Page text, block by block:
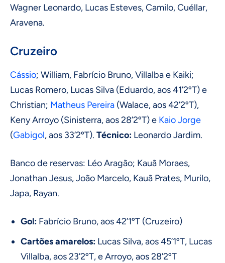
Wagner Leonardo, Lucas Esteves, Camilo, Cuéllar,
Aravena.
Cruzeiro
Cássio; William, Fabrício Bruno, Villalba e Kaiki;
Lucas Romero, Lucas Silva (Eduardo, aos 41’2ºT) e
Christian; Matheus Pereira (Walace, aos 42’2ºT),
Keny Arroyo (Sinisterra, aos 28’2ºT) e Kaio Jorge
(Gabigol, aos 33’2ºT). Técnico: Leonardo Jardim.
Banco de reservas: Léo Aragão; Kauã Moraes,
Jonathan Jesus, João Marcelo, Kauã Prates, Murilo,
Japa, Rayan.
Gol: Fabrício Bruno, aos 42’1ºT (Cruzeiro)
Cartões amarelos: Lucas Silva, aos 45’1ºT, Lucas
Villalba, aos 23’2ºT, e Arroyo, aos 28’2ºT